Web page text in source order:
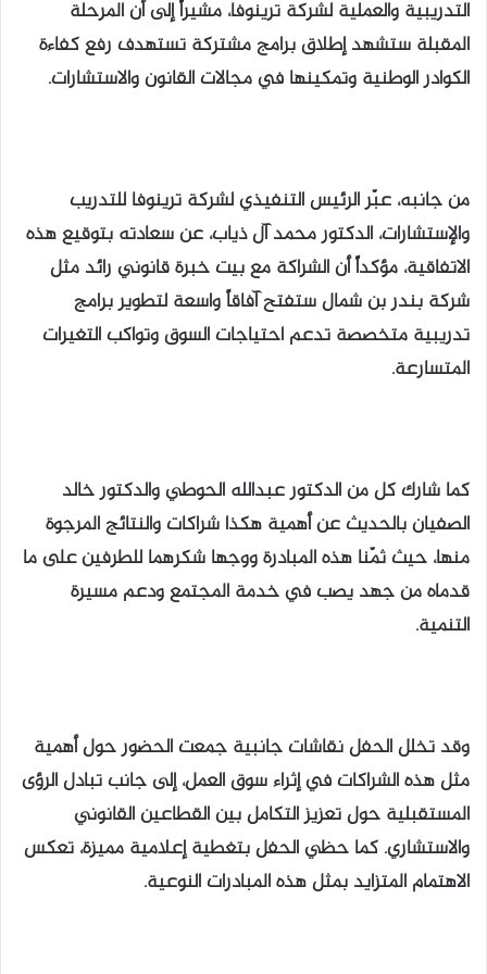
التدريبية والعملية لشركة ترينوفا، مشيراً إلى أن المرحلة
المقبلة ستشهد إطلاق برامج مشتركة تستهدف رفع كفاءة
الكوادر الوطنية وتمكينها في مجالات القانون والاستشارات.
من جانبه، عبّر الرئيس التنفيذي لشركة ترينوفا للتدريب
والإستشارات، الدكتور محمد آل ذياب، عن سعادته بتوقيع هذه
الاتفاقية، مؤكداً أن الشراكة مع بيت خبرة قانوني رائد مثل
شركة بندر بن شمال ستفتح آفاقاً واسعة لتطوير برامج
تدريبية متخصصة تدعم احتياجات السوق وتواكب التغيرات
المتسارعة.
كما شارك كل من الدكتور عبدالله الحوطي والدكتور خالد
الصفيان بالحديث عن أهمية هكذا شراكات والنتائج المرجوة
منها، حيث ثمّنا هذه المبادرة ووجها شكرهما للطرفين على ما
قدماه من جهد يصب في خدمة المجتمع ودعم مسيرة
التنمية.
وقد تخلل الحفل نقاشات جانبية جمعت الحضور حول أهمية
مثل هذه الشراكات في إثراء سوق العمل، إلى جانب تبادل الرؤى
المستقبلية حول تعزيز التكامل بين القطاعين القانوني
والاستشاري. كما حظي الحفل بتغطية إعلامية مميزة، تعكس
الاهتمام المتزايد بمثل هذه المبادرات النوعية.